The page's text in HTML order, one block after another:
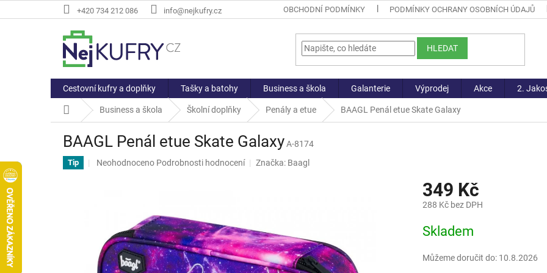
na
+420 734 212 086 info@nejkufry.cz OBCHODNÍ PODMÍNKY PODMÍNKY OCHRANY OSOBNÍCH ÚDAJŮ
HLEDAT
Cestovní kufry a doplňky Tašky a batohy Business a škola Galanterie Výprodej Akce 2.
Domů Business a škola Školní doplňky Penály a etue BAAGL Penál etue Skate Galaxy
BAAGL Penál etue Skate GalaxyA-8174
Tip
Průměrné
hvězdiček.
Neohodnoceno Podrobnosti hodnocení Značka: Baagl
349 Kč
288 Kč bez DPH
cena:
Skladem
Můžeme doručit do: 10.8.2026